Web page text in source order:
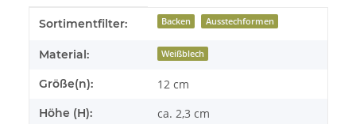
Produkteigenschaft
Wert
Sortimentfilter: Backen Ausstechformen
Material: Weißblech
Größe(n): 12 cm
Höhe (H): ca. 2,3 cm